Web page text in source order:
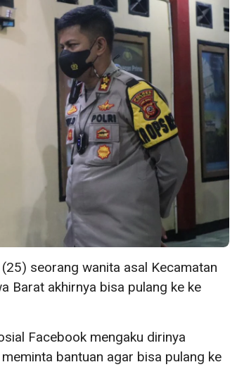
(25) seorang wanita asal Kecamatan
Barat akhirnya bisa pulang ke ke
Facebook mengaku dirinya
bantuan agar bisa pulang ke